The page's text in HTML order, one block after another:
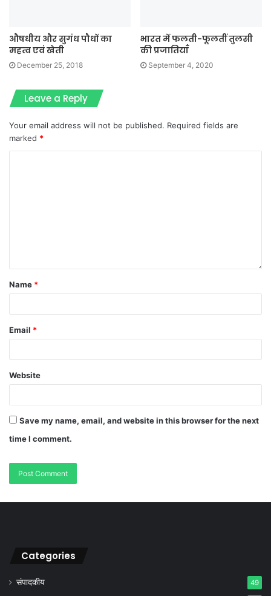
औषधीय और सुगंध पौधों का
महत्व एवं खेती
December 25, 2018
भारत में फलती-फूलतीं तुलसी
की प्रजातियाँ
September 4, 2020
Leave a Reply
Your email address will not be published. Required fields are
marked *
Name *
Email *
Website
Save my name, email, and website in this browser for the next
time I comment.
Categories
संपादकीय 49